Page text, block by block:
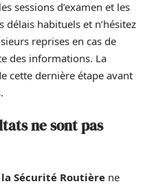
sessions d’examen et les
délais habituels et n’hésitez
reprises en cas de
des informations. La
cette dernière étape avant
ne sont pas
Sécurité Routière ne